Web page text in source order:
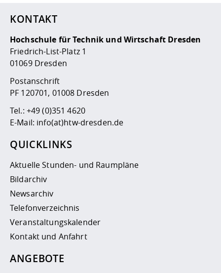
KONTAKT
Hochschule für Technik und Wirtschaft Dresden
Friedrich-List-Platz 1
01069 Dresden
Postanschrift
PF 120701, 01008 Dresden
Tel.: +49 (0)351 4620
E-Mail: info(at)htw-dresden.de
QUICKLINKS
Aktuelle Stunden- und Raumpläne
Bildarchiv
Newsarchiv
Telefonverzeichnis
Veranstaltungskalender
Kontakt und Anfahrt
ANGEBOTE